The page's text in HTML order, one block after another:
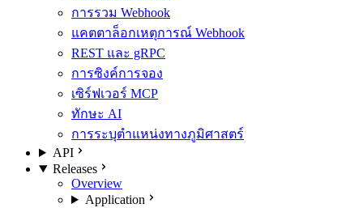
การรวม Webhook
แคตตาล็อกเหตุการณ์ Webhook
REST และ gRPC
การซิงค์การจอง
เซิร์ฟเวอร์ MCP
ทักษะ AI
การระบุตำแหน่งทางภูมิศาสตร์
API
Releases
Overview
Application